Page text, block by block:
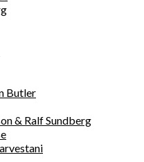
Butler
& Ralf Sundberg